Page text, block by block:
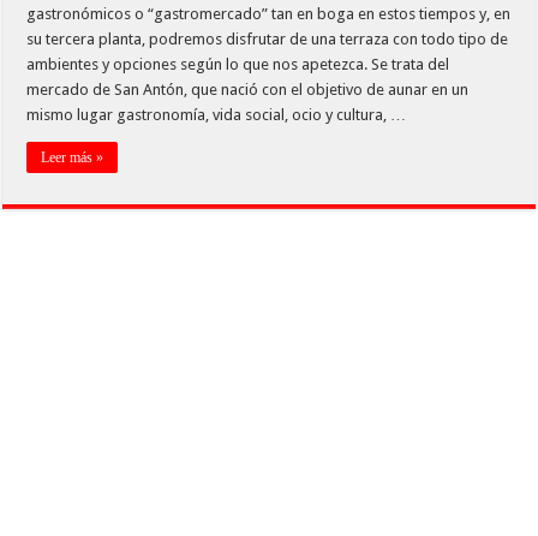
gastronómicos o “gastromercado” tan en boga en estos tiempos y, en
su tercera planta, podremos disfrutar de una terraza con todo tipo de
ambientes y opciones según lo que nos apetezca. Se trata del
mercado de San Antón, que nació con el objetivo de aunar en un
mismo lugar gastronomía, vida social, ocio y cultura, …
Leer más »